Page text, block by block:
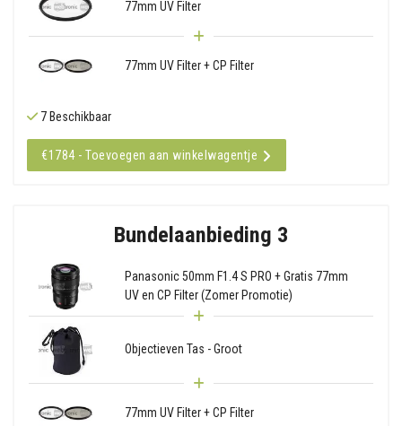
77mm UV Filter
77mm UV Filter + CP Filter
7 Beschikbaar
€1784 - Toevoegen aan winkelwagentje
Bundelaanbieding 3
Panasonic 50mm F1.4 S PRO + Gratis 77mm
UV en CP Filter (Zomer Promotie)
Objectieven Tas - Groot
77mm UV Filter + CP Filter